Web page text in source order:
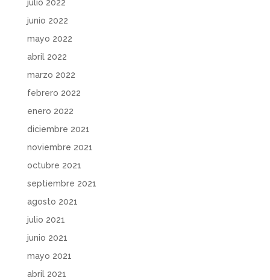
julio 2022
junio 2022
mayo 2022
abril 2022
marzo 2022
febrero 2022
enero 2022
diciembre 2021
noviembre 2021
octubre 2021
septiembre 2021
agosto 2021
julio 2021
junio 2021
mayo 2021
abril 2021